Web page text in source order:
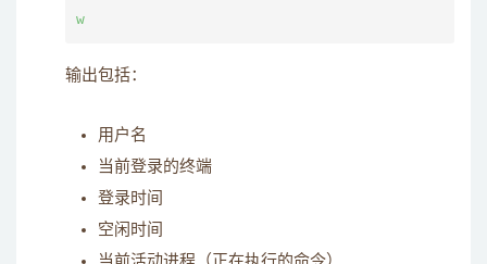
输出包括：
用户名
当前登录的终端
登录时间
空闲时间